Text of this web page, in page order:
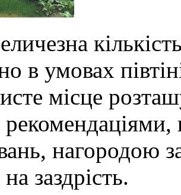
в умовах
місце
нагородою
заздрість.